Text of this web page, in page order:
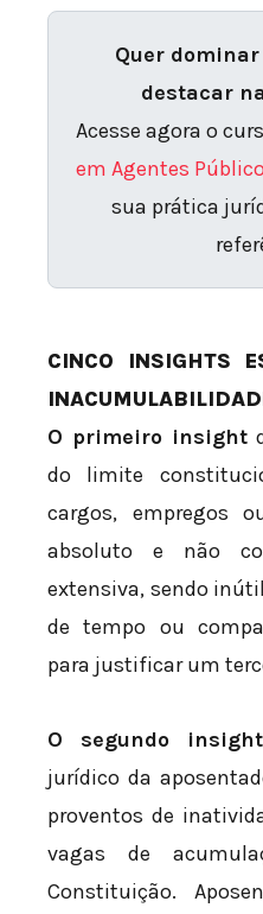
Quer
destacar
Acesse agora o
em Agentes
sua prática
CINCO INSIGHTS
O primeiro insight
do limite
cargos, empregos
absoluto e não
extensiva, sendo
de tempo ou
para justificar um
O segundo insight
jurídico da
proventos de
vagas de
Constituição.